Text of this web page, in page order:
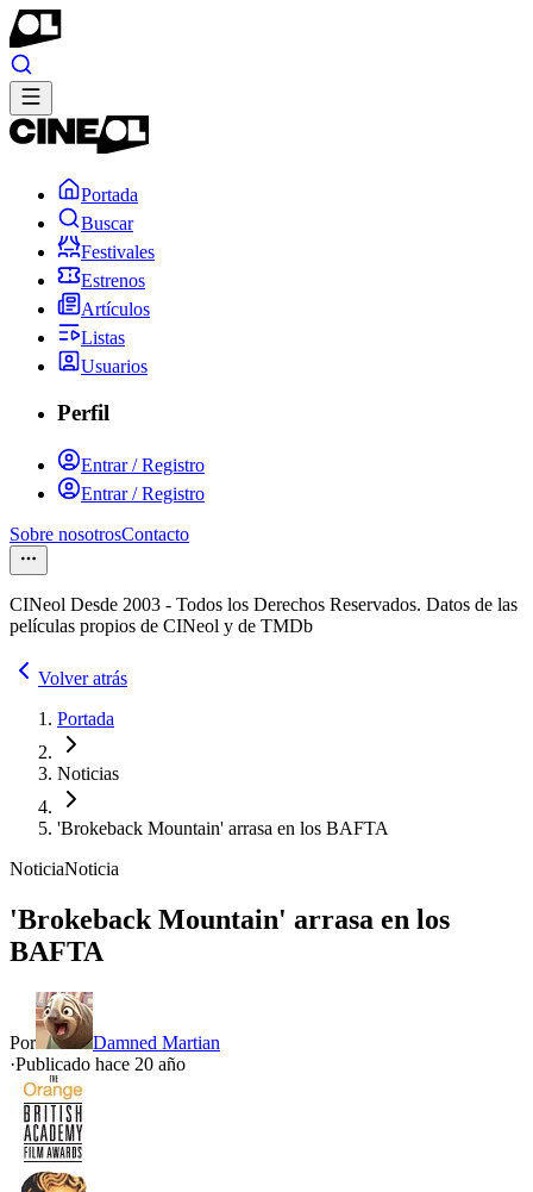
Portada
Buscar
Festivales
Estrenos
Artículos
Listas
Usuarios
Perfil
Entrar / Registro
Entrar / Registro
Sobre nosotrosContacto
CINeol Desde 2003 - Todos los Derechos Reservados. Datos de las
películas propios de CINeol y de TMDb
Volver atrás
Portada
Noticias
'Brokeback Mountain' arrasa en los BAFTA
NoticiaNoticia
'Brokeback Mountain' arrasa en los
BAFTA
Por
Damned Martian
·Publicado hace 20 año